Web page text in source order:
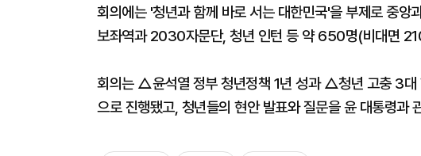
회의에는 '청년과 함께 바로 서는 대한민국'을 부제로 중앙
보좌역과 2030자문단, 청년 인턴 등 약 650명(비대면
회의는 △윤석열 정부 청년정책 1년 성과 △청년 고충 3
으로 진행됐고, 청년들의 현안 발표와 질문을 윤 대통령과